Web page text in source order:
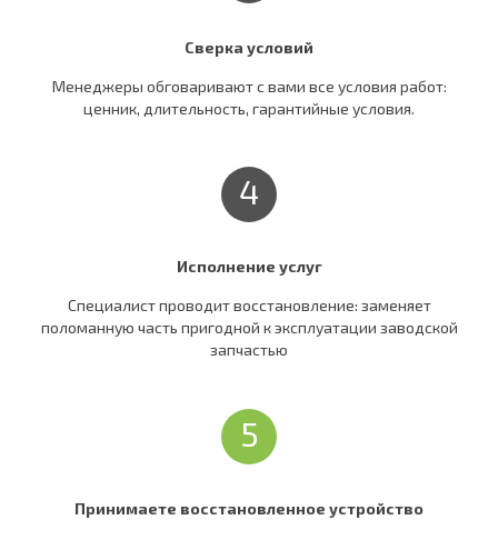
Сверка условий
Менеджеры обговаривают c вами все условия работ:
ценник, длительность, гарантийные условия.
4
Исполнение услуг
Специалист проводит восстановление: заменяет
поломанную часть пригодной к эксплуатации заводской
запчастью
5
Принимаете восстановленное устройство